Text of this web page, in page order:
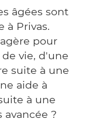
âgées sont
à Privas.
pour
vie, d'une
suite à une
aide à
à une
?